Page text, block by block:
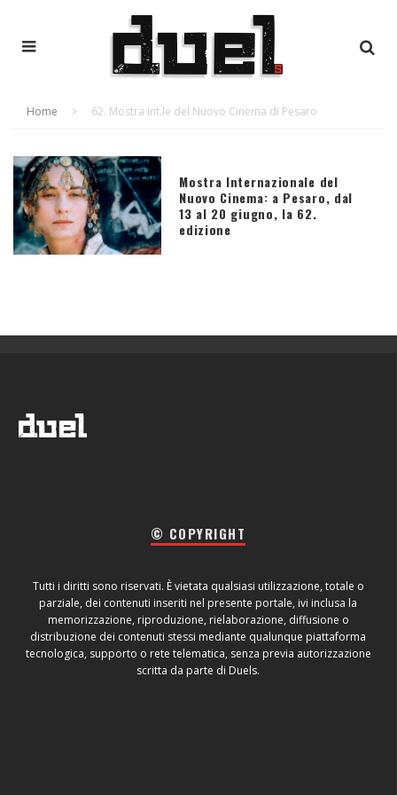
Home 62. Mostra Int.le del Nuovo Cinema di Pesaro
Mostra Internazionale del
Nuovo Cinema: a Pesaro, dal
13 al 20 giugno, la 62.
edizione
© COPYRIGHT
Tutti i diritti sono riservati. È vietata qualsiasi utilizzazione, totale o
parziale, dei contenuti inseriti nel presente portale, ivi inclusa la
memorizzazione, riproduzione, rielaborazione, diffusione o
distribuzione dei contenuti stessi mediante qualunque piattaforma
tecnologica, supporto o rete telematica, senza previa autorizzazione
scritta da parte di Duels.